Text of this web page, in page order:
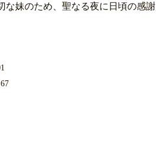
妹のため、聖なる夜に日頃の感
67